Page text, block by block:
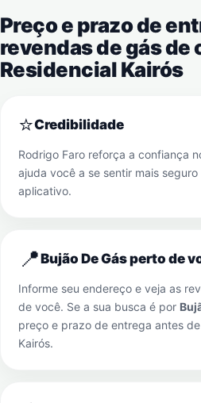
Preço e prazo de
revendas de gás de
Residencial Kairós
⭐Credibilidade
Rodrigo Faro reforça a confiança
ajuda você a se sentir mais
aplicativo.
📍Bujão De Gás perto de
Informe seu endereço e veja as
de você. Se a sua busca é por
preço e prazo de entrega antes
Kairós.